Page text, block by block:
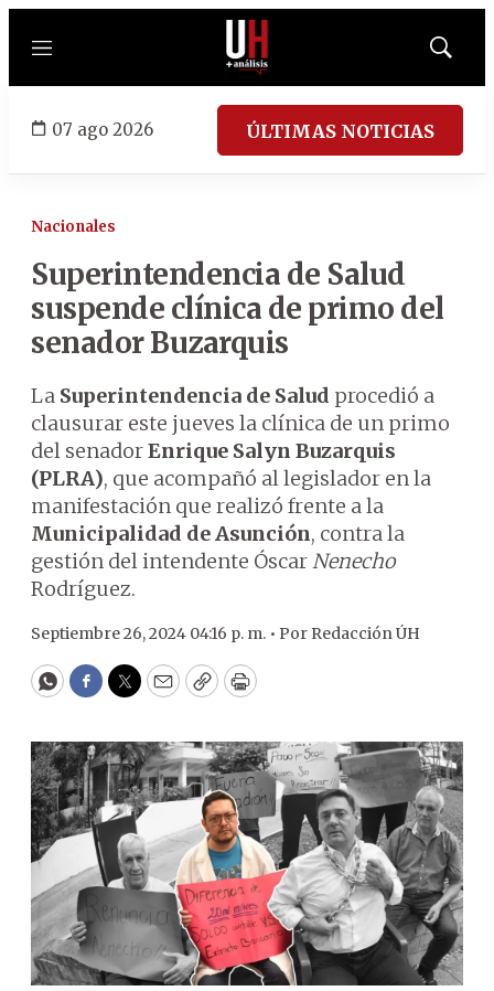
Menú
Mostrar
07 ago 2026 ÚLTIMAS NOTICIAS
Nacionales
Superintendencia de Salud
suspende clínica de primo del
senador Buzarquis
La Superintendencia de Salud procedió a
clausurar este jueves la clínica de un primo
del senadorEnrique Salyn Buzarquis
(PLRA), que acompañó al legislador en la
manifestación que realizó frente a la
Municipalidad de Asunción, contra la
gestión del intendente ÓscarNenecho
Rodríguez.
Septiembre 26, 2024 04:16 p. m. • Por Redacción ÚH
WhatsApp
Facebook
Twitter
EmailCopyPrint